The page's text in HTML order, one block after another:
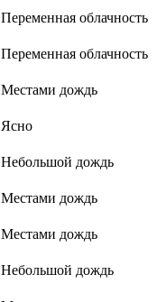
Переменная облачность
Переменная облачность
Местами дождь
Ясно
Небольшой дождь
Местами дождь
Местами дождь
Небольшой дождь